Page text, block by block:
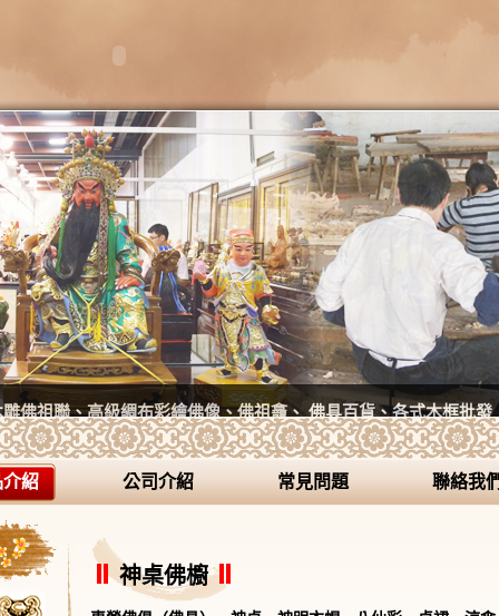
佛祖聯、高級綢布彩繪佛像、佛祖龕、 佛具百貨、各式木框批發
紹 公司介紹 常見問題 聯絡我
神桌佛櫥